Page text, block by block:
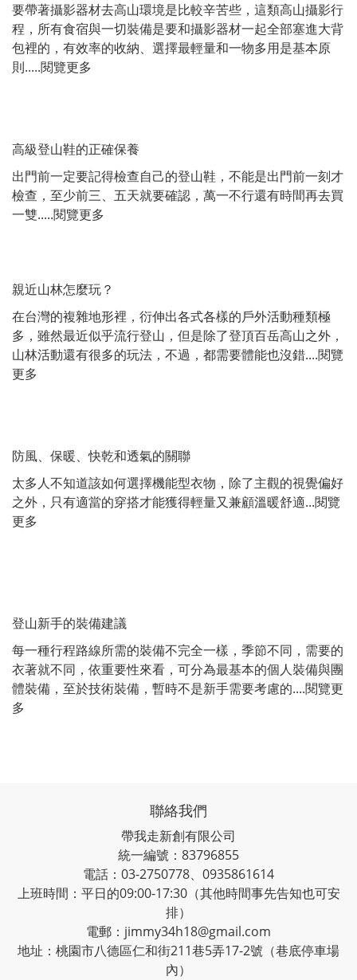
要帶著攝影器材去高山環境是比較辛苦些，這類高山攝影行
程，所有食宿與一切裝備是要和攝影器材一起全部塞進大背
包裡的，有效率的收納、選擇最輕量和一物多用是基本原
則.....閱覽更多
高級登山鞋的正確保養
出門前一定要記得檢查自己的登山鞋，不能是出門前一刻才
檢查，至少前三、五天就要確認，萬一不行還有時間再去買
一雙.....閱覽更多
親近山林怎麼玩？
在台灣的複雜地形裡，衍伸出各式各樣的戶外活動種類極
多，雖然最近似乎流行登山，但是除了登頂百岳高山之外，
山林活動還有很多的玩法，不過，都需要體能也沒錯....閱覽
更多
防風、保暖、快乾和透氣的關聯
太多人不知道該如何選擇機能型衣物，除了主觀的視覺偏好
之外，只有適當的穿搭才能獲得輕量又兼顧溫暖舒適...閱覽
更多
登山新手的裝備建議
每一種行程路線所需的裝備不完全一樣，季節不同，需要的
衣著就不同，依重要性來看，可分為最基本的個人裝備與團
體裝備，至於技術裝備，暫時不是新手需要考慮的....閱覽更
多
聯絡我們
帶我走新創有限公司
統一編號：83796855
電話：03-2750778、0935861614
上班時間：平日的09:00-17:30（其他時間事先告知也可安
排）
電郵：jimmy34h18@gmail.com
地址：桃園市八德區仁和街211巷5弄17-2號（巷底停車場
內）